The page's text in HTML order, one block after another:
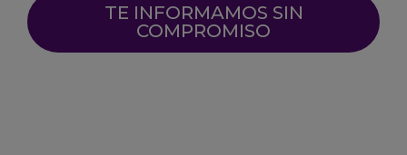
TE INFORMAMOS SIN
COMPROMISO